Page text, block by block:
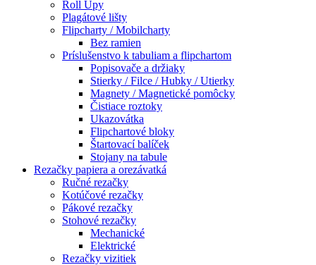
Roll Upy
Plagátové lišty
Flipcharty / Mobilcharty
Bez ramien
Príslušenstvo k tabuliam a flipchartom
Popisovače a držiaky
Stierky / Filce / Hubky / Utierky
Magnety / Magnetické pomôcky
Čistiace roztoky
Ukazovátka
Flipchartové bloky
Štartovací balíček
Stojany na tabule
Rezačky papiera a orezávatká
Ručné rezačky
Kotúčové rezačky
Pákové rezačky
Stohové rezačky
Mechanické
Elektrické
Rezačky vizitiek